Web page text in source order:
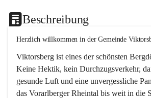
Beschreibung
Herzlich willkommen in der Gemeinde
Viktorsberg ist eines der schönsten
Keine Hektik, kein Durchzugsverkehr,
gesunde Luft und eine unvergessliche
das Vorarlberger Rheintal bis weit in die